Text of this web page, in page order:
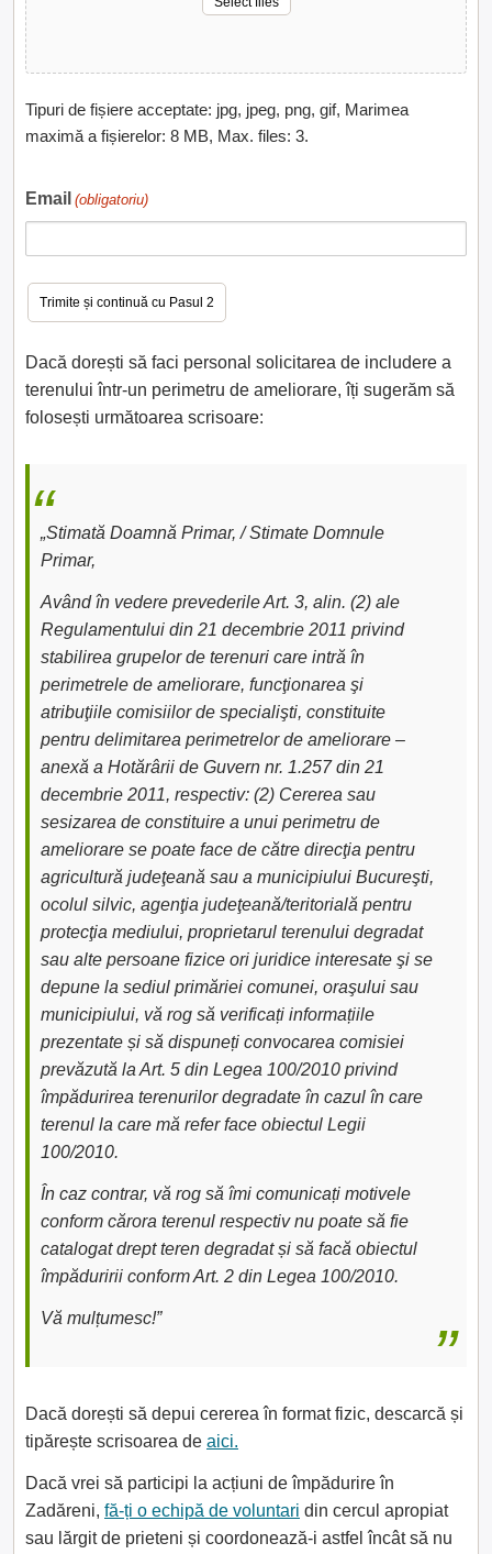
Tipuri de fișiere acceptate: jpg, jpeg, png, gif, Marimea
maximă a fișierelor: 8 MB, Max. files: 3.
Email (obligatoriu)
Dacă dorești să faci personal solicitarea de includere a
terenului într-un perimetru de ameliorare, îți sugerăm să
folosești următoarea scrisoare:
„Stimată Doamnă Primar, / Stimate Domnule
Primar,
Având în vedere prevederile Art. 3, alin. (2) ale
Regulamentului din 21 decembrie 2011 privind
stabilirea grupelor de terenuri care intră în
perimetrele de ameliorare, funcţionarea şi
atribuţiile comisiilor de specialişti, constituite
pentru delimitarea perimetrelor de ameliorare –
anexă a Hotărârii de Guvern nr. 1.257 din 21
decembrie 2011, respectiv: (2) Cererea sau
sesizarea de constituire a unui perimetru de
ameliorare se poate face de către direcţia pentru
agricultură judeţeană sau a municipiului Bucureşti,
ocolul silvic, agenţia judeţeană/teritorială pentru
protecţia mediului, proprietarul terenului degradat
sau alte persoane fizice ori juridice interesate şi se
depune la sediul primăriei comunei, oraşului sau
municipiului, vă rog să verificați informațiile
prezentate și să dispuneți convocarea comisiei
prevăzută la Art. 5 din Legea 100/2010 privind
împădurirea terenurilor degradate în cazul în care
terenul la care mă refer face obiectul Legii
100/2010.
În caz contrar, vă rog să îmi comunicați motivele
conform cărora terenul respectiv nu poate să fie
catalogat drept teren degradat și să facă obiectul
împăduririi conform Art. 2 din Legea 100/2010.
Vă mulțumesc!”
Dacă dorești să depui cererea în format fizic, descarcă și
tipărește scrisoarea de aici.
Dacă vrei să participi la acțiuni de împădurire în
Zadăreni, fă-ți o echipă de voluntari din cercul apropiat
sau lărgit de prieteni și coordonează-i astfel încât să nu